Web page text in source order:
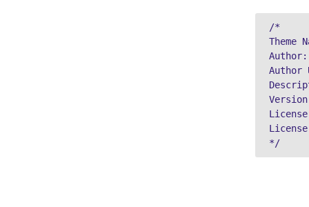
/*
Theme
Author
*/